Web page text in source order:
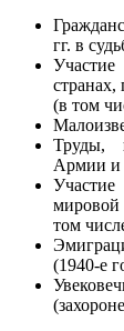
гг. в
странах,
(в том
Труды,
Армии и
мировой
том
(1940-е